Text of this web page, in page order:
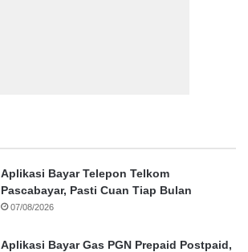
Aplikasi Bayar Telepon Telkom
Pascabayar, Pasti Cuan Tiap Bulan
07/08/2026
Aplikasi Bayar Gas PGN Prepaid Postpaid,